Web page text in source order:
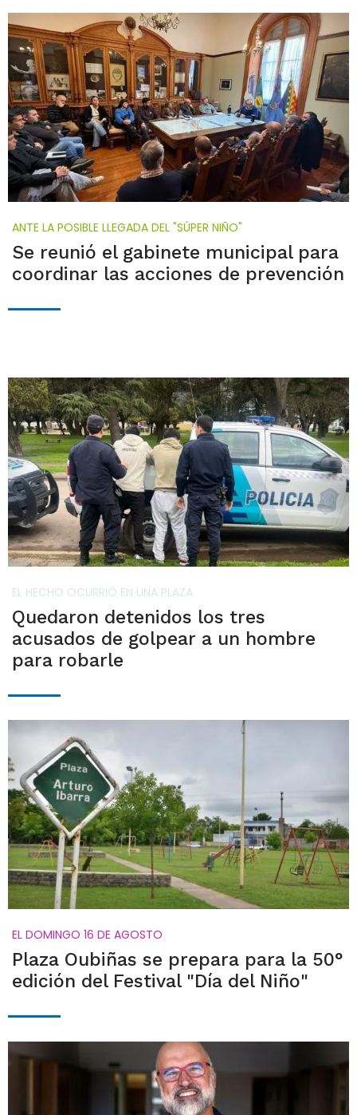
ANTE LA POSIBLE LLEGADA DEL "SÚPER NIÑO"
Se reunió el gabinete municipal para
coordinar las acciones de prevención
EL HECHO OCURRIÓ EN UNA PLAZA
Quedaron detenidos los tres
acusados de golpear a un hombre
para robarle
EL DOMINGO 16 DE AGOSTO
Plaza Oubiñas se prepara para la 50°
edición del Festival "Día del Niño"